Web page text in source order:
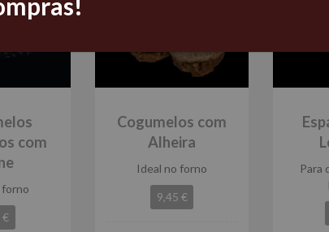
com
forno
€
Cogumelos com
Alheira
Ideal no forno
9,45 €
Para